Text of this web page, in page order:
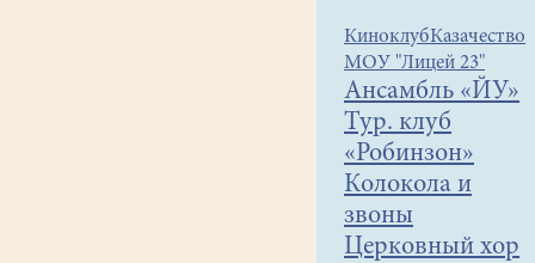
КиноклубКазачество
МОУ "Лицей 23"
Ансамбль «ЙУ»
Тур. клуб
«Робинзон»
Колокола и
звоны
Церковный хор